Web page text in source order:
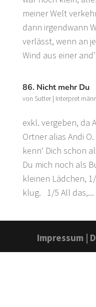
meiner Welt
dann irgendwann
verlässt, wenn an
Wind aus einer
86. Nicht mehr Du
von Sutter| Interpret
exkl. vergeben, da
Ortner alias Andi
kenn‘ Dich schon
Du mich noch als
kleinen Lädchen,
klug. 1/5 All das,...
Impressum |